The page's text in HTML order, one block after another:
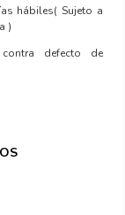
hábiles( Sujeto a
)
defecto de